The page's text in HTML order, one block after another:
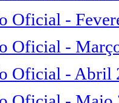
Oficial -
Oficial -
Oficial - Abril